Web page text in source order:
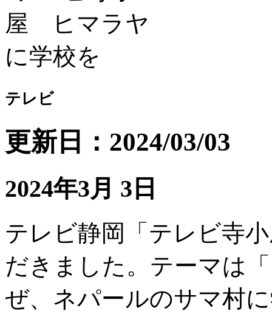
テレビ
更新日：2024/03/03
2024年3月 3日
テレビ静岡「テレビ寺
だきました。テーマは
ぜ、ネパールのサマ村